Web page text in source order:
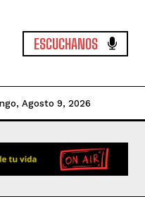
ESCUCHANOS
Agosto 9, 2026